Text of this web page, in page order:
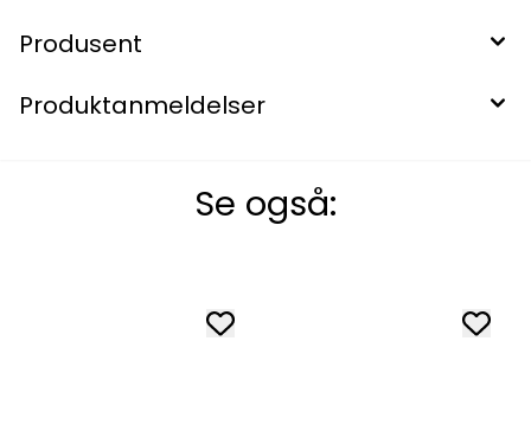
Produsent
Produktanmeldelser
Se også: